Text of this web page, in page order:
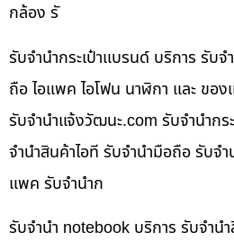
กล้อง รั
รับจำนำกระเป๋าแบรนด์ บริการ รับ
ถือ ไอแพค ไอโฟน นาฬิกา และ ขอ
รับจํานําแจ้งวัฒนะ.com รับจำนำกร
จำนำสินค้าไอที รับจำนำมือถือ รับจ
แพค รับจำนำก
รับจำนำ notebook บริการ รับจำน